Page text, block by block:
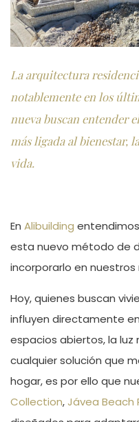
La arquitectura
notablemente en losú
nueva buscan entender
más ligada al bienestar,
vida.
En Alibuilding
esta nuevo método de
incorporarlo en
Hoy, quienes buscan
influyen directamente
espacios abiertos, la luz
cualquier solución que
hogar, es por ello que
Collection,Jávea Beach